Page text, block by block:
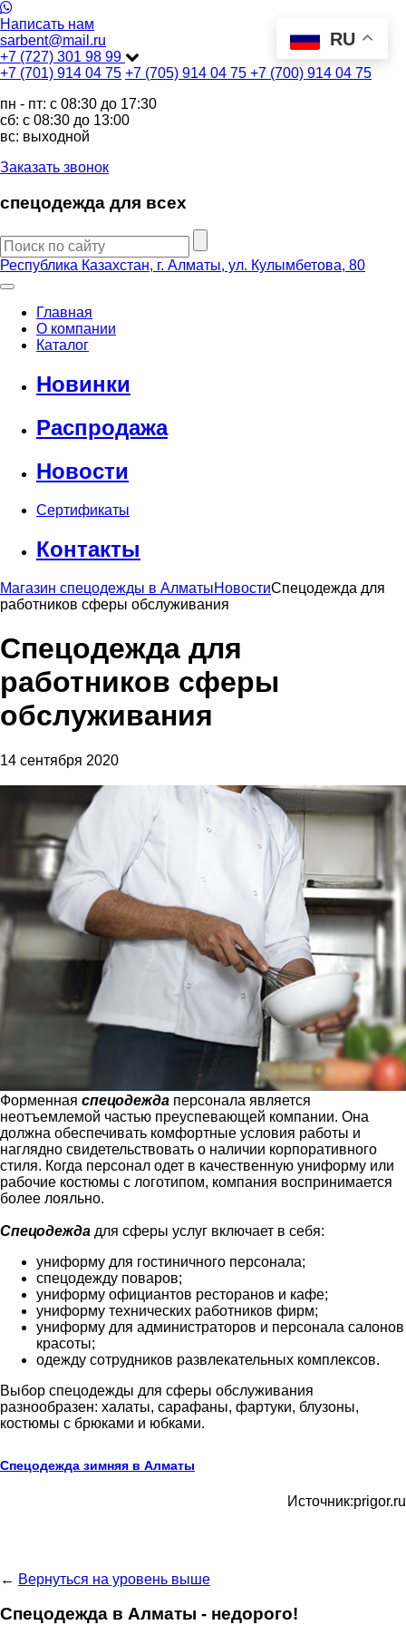
Написать нам
sarbent@mail.ru
+7 (727) 301 98 99
+7 (701) 914 04 75 +7 (705) 914 04 75 +7 (700) 914 04 75
пн - пт: c 08:30 до 17:30
сб: c 08:30 до 13:00
вс: выходной
Заказать звонок
спецодежда для всех
Республика Казахстан, г. Алматы, ул. Кулымбетова, 80
Главная
О компании
Каталог
Новинки
Распродажа
Новости
Сертификаты
Контакты
Магазин спецодежды в АлматыНовостиСпецодежда для
работников сферы обслуживания
Спецодежда для
работников сферы
обслуживания
14 сентября 2020
Форменная спецодежда персонала является
неотъемлемой частью преуспевающей компании. Она
должна обеспечивать комфортные условия работы и
наглядно свидетельствовать о наличии корпоративного
стиля. Когда персонал одет в качественную униформу или
рабочие костюмы с логотипом, компания воспринимается
более лояльно.
Спецодежда для сферы услуг включает в себя:
униформу для гостиничного персонала;
спецодежду поваров;
униформу официантов ресторанов и кафе;
униформу технических работников фирм;
униформу для администраторов и персонала салонов
красоты;
одежду сотрудников развлекательных комплексов.
Выбор спецодежды для сферы обслуживания
разнообразен: халаты, сарафаны, фартуки, блузоны,
костюмы с брюками и юбками.
Спецодежда зимняя в Алматы
Источник:prigor.ru
← Вернуться на уровень выше
Спецодежда в Алматы - недорого!
RU